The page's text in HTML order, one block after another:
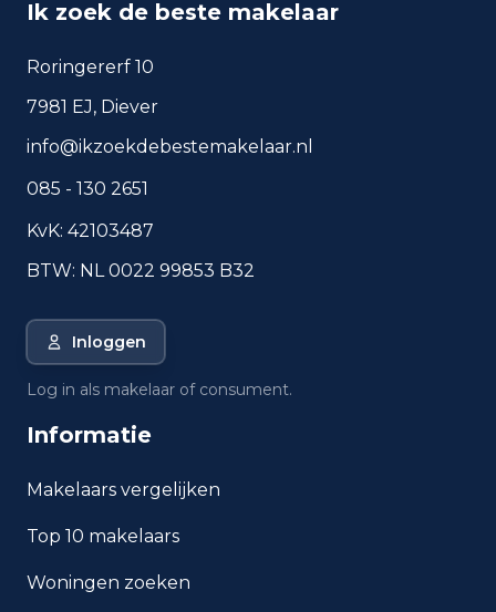
Ik zoek de beste makelaar
Roringererf 10
7981 EJ, Diever
info@ikzoekdebestemakelaar.nl
085 - 130 2651
KvK: 42103487
BTW: NL 0022 99853 B32
Inloggen
Log in als makelaar of consument.
Informatie
Makelaars vergelijken
Top 10 makelaars
Woningen zoeken